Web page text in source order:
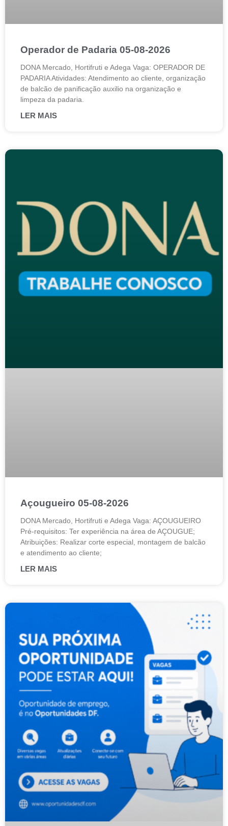
Operador de Padaria 05-08-2026
DONA Mercado, Hortifruti e Adega Vaga: OPERADOR DE
PADARIA Atividades: Atendimento ao cliente, organização
de balcão de panificação auxilio na organização e
limpeza da padaria.
LER MAIS
Açougueiro 05-08-2026
DONA Mercado, Hortifruti e Adega Vaga: AÇOUGUEIRO
Pré-requisitos: Ter experiência na área de AÇOUGUE;
Atribuições: Realizar corte especial, montagem de balcão
e atendimento ao cliente;
LER MAIS